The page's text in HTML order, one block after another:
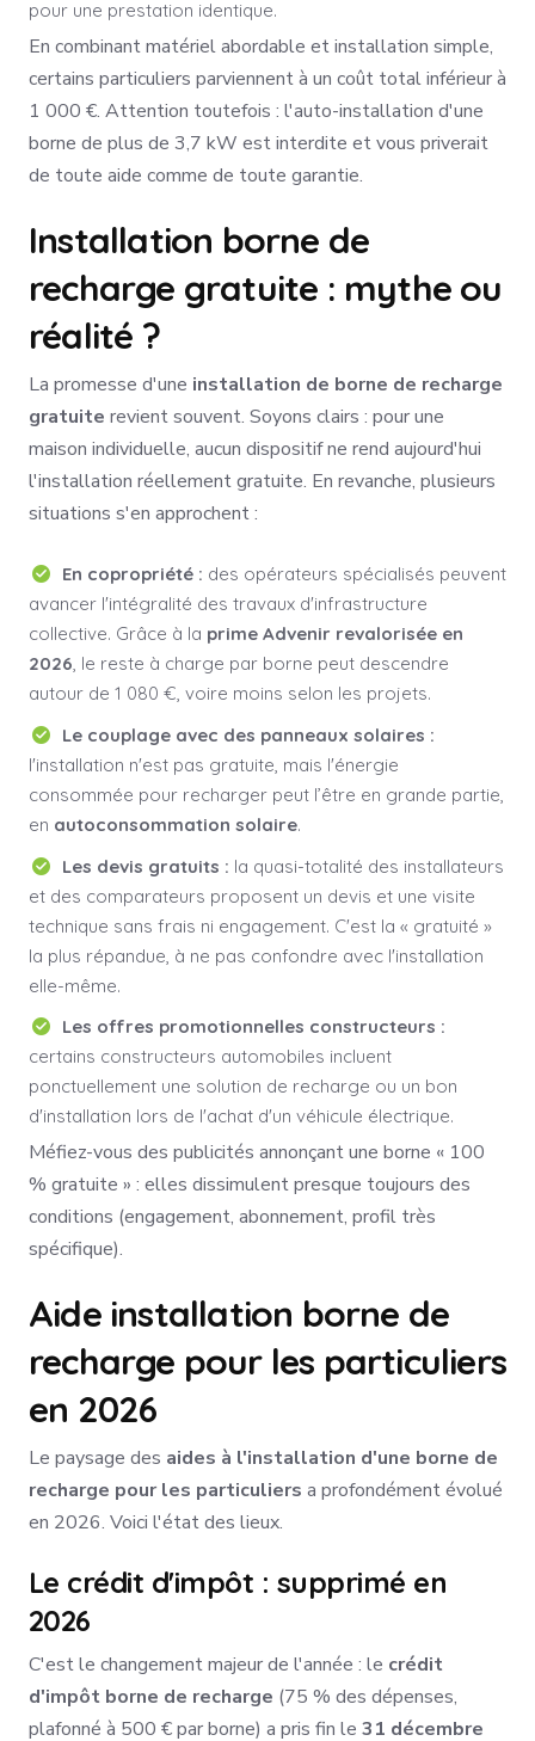
pour une prestation identique.
En combinant matériel abordable et installation simple,
certains particuliers parviennent à un coût total inférieur à
1 000 €. Attention toutefois : l'auto-installation d'une
borne de plus de 3,7 kW est interdite et vous priverait
de toute aide comme de toute garantie.
Installation borne de
recharge gratuite : mythe ou
réalité ?
La promesse d'une installation de borne de recharge
gratuite revient souvent. Soyons clairs : pour une
maison individuelle, aucun dispositif ne rend aujourd'hui
l'installation réellement gratuite. En revanche, plusieurs
situations s'en approchent :
En copropriété : des opérateurs spécialisés peuvent
avancer l'intégralité des travaux d'infrastructure
collective. Grâce à la prime Advenir revalorisée en
2026, le reste à charge par borne peut descendre
autour de 1 080 €, voire moins selon les projets.
Le couplage avec des panneaux solaires :
l'installation n'est pas gratuite, mais l'énergie
consommée pour recharger peut l’être en grande partie,
en autoconsommation solaire.
Les devis gratuits : la quasi-totalité des installateurs
et des comparateurs proposent un devis et une visite
technique sans frais ni engagement. C'est la « gratuité »
la plus répandue, à ne pas confondre avec l'installation
elle-même.
Les offres promotionnelles constructeurs :
certains constructeurs automobiles incluent
ponctuellement une solution de recharge ou un bon
d'installation lors de l'achat d'un véhicule électrique.
Méfiez-vous des publicités annonçant une borne « 100
% gratuite » : elles dissimulent presque toujours des
conditions (engagement, abonnement, profil très
spécifique).
Aide installation borne de
recharge pour les particuliers
en 2026
Le paysage des aides à l'installation d'une borne de
recharge pour les particuliers a profondément évolué
en 2026. Voici l'état des lieux.
Le crédit d'impôt : supprimé en
2026
C'est le changement majeur de l'année : le crédit
d'impôt borne de recharge (75 % des dépenses,
plafonné à 500 € par borne) a pris fin le 31 décembre